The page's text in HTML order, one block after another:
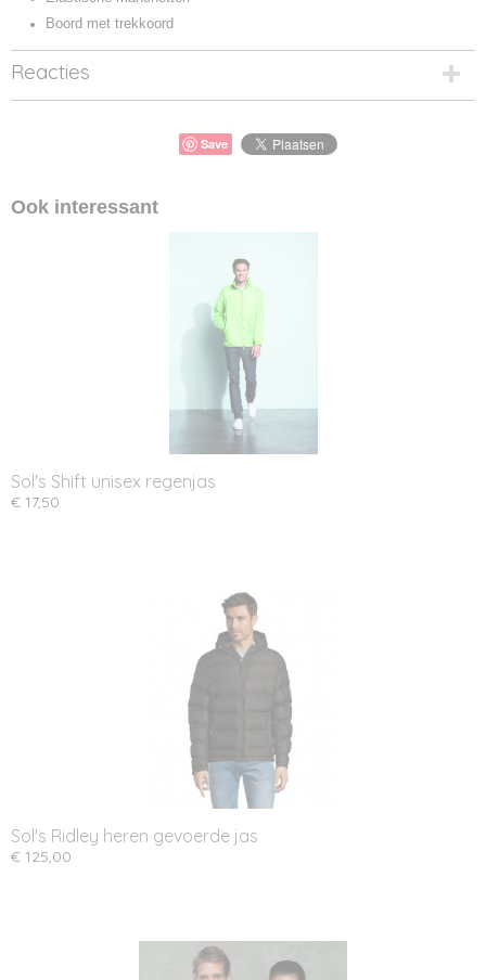
Boord met trekkoord
Reacties
Save
Ook interessant
Sol's Shift unisex regenjas
€ 17,50
Sol's Ridley heren gevoerde jas
€ 125,00